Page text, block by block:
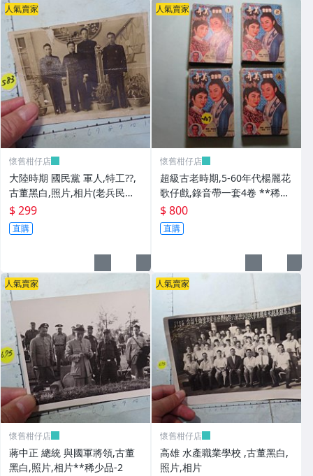
人氣賣家
懷舊柑仔店
大陸時期 國民黨 軍人,特工??,
古董黑白,照片,相片(老兵民國3
8年從大陸帶來台灣的) **稀少
品6
$ 299
直購
人氣賣家
懷舊柑仔店
超級古老時期,5-60年代楊麗花
歌仔戲,錄音帶一套4卷 **稀少
品
$ 800
直購
人氣賣家
懷舊柑仔店
蔣中正 總統 與國軍將領,古董
黑白,照片,相片**稀少品-2
人氣賣家
懷舊柑仔店
高雄 水產職業學校 ,古董黑白,
照片,相片